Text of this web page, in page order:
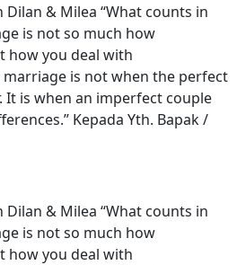
& Milea “What counts in
is not so much how
how you deal with
is not when the perfect
It is when an imperfect couple
Kepada Yth. Bapak /
& Milea “What counts in
is not so much how
how you deal with